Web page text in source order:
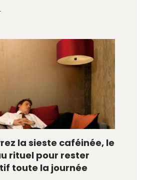
la sieste caféinée, le
rituel pour rester
toute la journée